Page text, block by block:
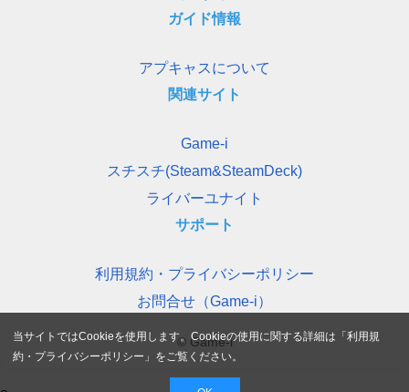
ガイド情報
アプキャスについて
関連サイト
Game-i
スチスチ(Steam&SteamDeck)
ライバーユナイト
サポート
利用規約・プライバシーポリシー
お問合せ（Game-i）
© Game-i
当サイトではCookieを使用します。Cookieの使用に関する詳細は「利用規
約・プライバシーポリシー 」をご覧ください。